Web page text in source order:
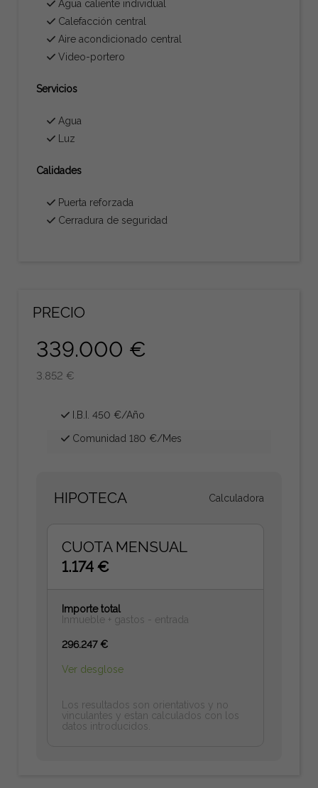
Agua caliente individual
Calefacción central
Aire acondicionado central
Video-portero
Servicios
Agua
Luz
Calidades
Puerta reforzada
Cerradura de seguridad
PRECIO
339.000 €
3.852 €
I.B.I. 450 €/Año
Comunidad 180 €/Mes
HIPOTECA Calculadora
CUOTA MENSUAL
1.174 €
Importe total
Inmueble + gastos - entrada
296.247 €
Ver desglose
Los resultados son orientativos y no
vinculantes y estan calculados con los
datos introducidos.